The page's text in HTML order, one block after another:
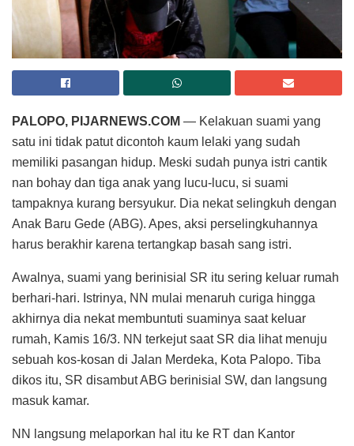
PALOPO, PIJARNEWS.COM — Kelakuan suami yang
satu ini tidak patut dicontoh kaum lelaki yang sudah
memiliki pasangan hidup. Meski sudah punya istri cantik
nan bohay dan tiga anak yang lucu-lucu, si suami
tampaknya kurang bersyukur. Dia nekat selingkuh dengan
Anak Baru Gede (ABG). Apes, aksi perselingkuhannya
harus berakhir karena tertangkap basah sang istri.
Awalnya, suami yang berinisial SR itu sering keluar rumah
berhari-hari. Istrinya, NN mulai menaruh curiga hingga
akhirnya dia nekat membuntuti suaminya saat keluar
rumah, Kamis 16/3. NN terkejut saat SR dia lihat menuju
sebuah kos-kosan di Jalan Merdeka, Kota Palopo. Tiba
dikos itu, SR disambut ABG berinisial SW, dan langsung
masuk kamar.
NN langsung melaporkan hal itu ke RT dan Kantor